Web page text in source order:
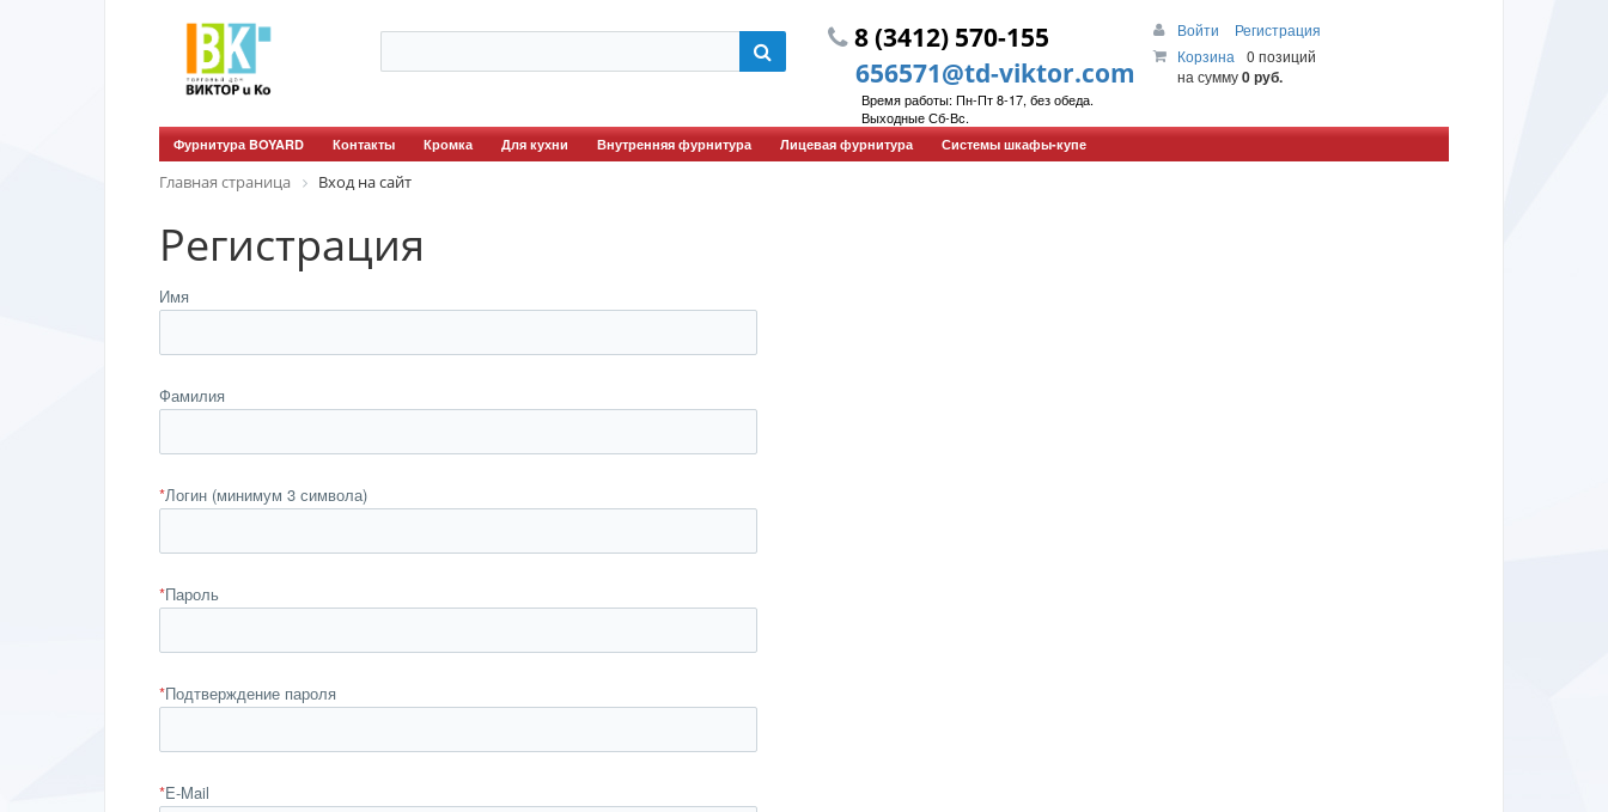
8 (3412) 570-155
656571@td-viktor.com
Время работы: Пн-Пт 8-17, без обеда.
Выходные Сб-Вс.
Войти
Регистрация
Корзина
0 позиций
на сумму0 руб.
Фурнитура BOYARD Контакты Кромка Для кухни Внутренняя фурнитура Лицевая фурнитура Системы шкафы-купе
Главная страница Вход на сайт
Регистрация
Имя
Фамилия
*Логин (минимум 3 символа)
*Пароль
*Подтверждение пароля
*E-Mail